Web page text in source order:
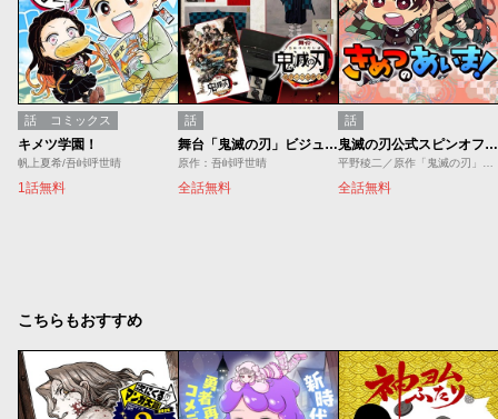
話 コミックス
キメツ学園！
帆上夏希/吾峠呼世晴
1話無料
話
舞台「鬼滅の刃」ビジュアルガイド／試し読み
原作：吾峠呼世晴
全話無料
話
鬼滅の刃公式スピンオフ「きめつのあいま！」
平野稜二／原作「鬼滅の刃」（吾峠呼世晴）より
全話無料
こちらもおすすめ